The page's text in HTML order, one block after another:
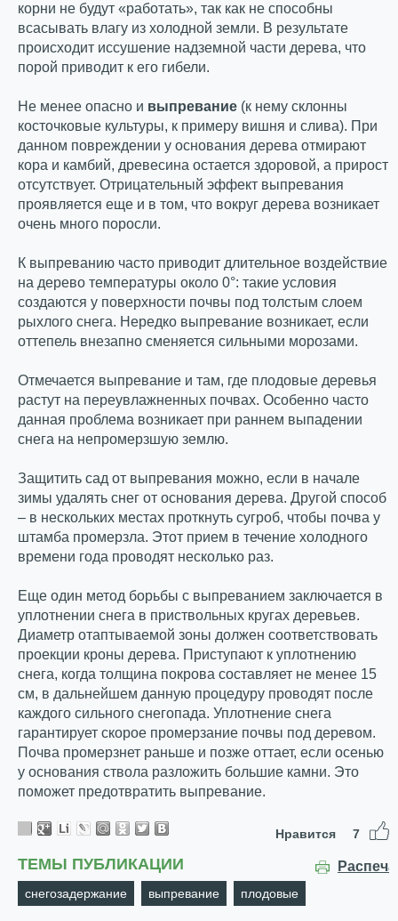
корни не будут «работать», так как не способны
всасывать влагу из холодной земли. В результате
происходит иссушение надземной части дерева, что
порой приводит к его гибели.
Не менее опасно и выпревание (к нему склонны
косточковые культуры, к примеру вишня и слива). При
данном повреждении у основания дерева отмирают
кора и камбий, древесина остается здоровой, а прирост
отсутствует. Отрицательный эффект выпревания
проявляется еще и в том, что вокруг дерева возникает
очень много поросли.
К выпреванию часто приводит длительное воздействие
на дерево температуры около 0°: такие условия
создаются у поверхности почвы под толстым слоем
рыхлого снега. Нередко выпревание возникает, если
оттепель внезапно сменяется сильными морозами.
Отмечается выпревание и там, где плодовые деревья
растут на переувлажненных почвах. Особенно часто
данная проблема возникает при раннем выпадении
снега на непромерзшую землю.
Защитить сад от выпревания можно, если в начале
зимы удалять снег от основания дерева. Другой способ
– в нескольких местах проткнуть сугроб, чтобы почва у
штамба промерзла. Этот прием в течение холодного
времени года проводят несколько раз.
Еще один метод борьбы с выпреванием заключается в
уплотнении снега в приствольных кругах деревьев.
Диаметр отаптываемой зоны должен соответствовать
проекции кроны дерева. Приступают к уплотнению
снега, когда толщина покрова составляет не менее 15
см, в дальнейшем данную процедуру проводят после
каждого сильного снегопада. Уплотнение снега
гарантирует скорое промерзание почвы под деревом.
Почва промерзнет раньше и позже оттает, если осенью
у основания ствола разложить большие камни. Это
поможет предотвратить выпревание.
Нравится 7
ТЕМЫ ПУБЛИКАЦИИ
снегозадержание выпревание плодовые